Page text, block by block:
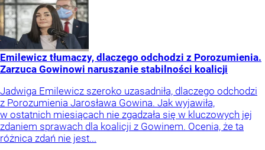
Emilewicz tłumaczy, dlaczego odchodzi z Porozumienia.
Zarzuca Gowinowi naruszanie stabilności koalicji
Jadwiga Emilewicz szeroko uzasadniła, dlaczego odchodzi
z Porozumienia Jarosława Gowina. Jak wyjawiła,
w ostatnich miesiącach nie zgadzała się w kluczowych jej
zdaniem sprawach dla koalicji z Gowinem. Ocenia, że ta
różnica zdań nie jest...